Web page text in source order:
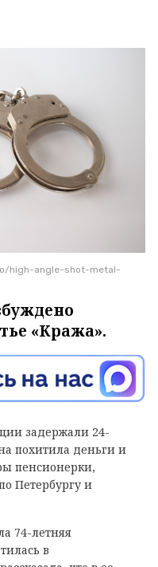
high-angle-shot-metal-
«Кража».
задержали 24-
похитила деньги и
пенсионерки,
Петербургу и
74-летняя
в